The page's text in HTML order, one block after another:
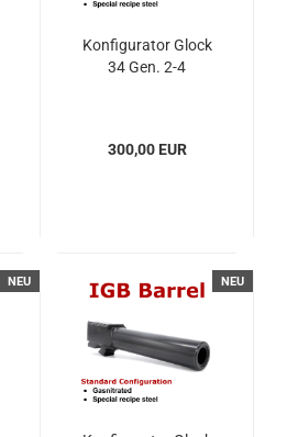
Konfigurator Glock
34 Gen. 2-4
300,00 EUR
NEU NEU